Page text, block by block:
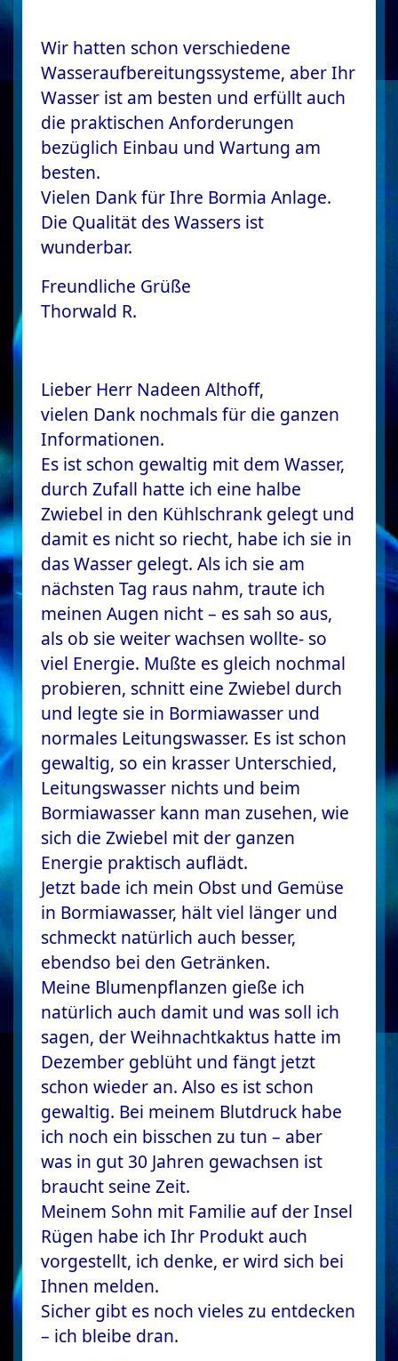
Wir hatten schon verschiedene
Wasseraufbereitungssysteme, aber Ihr
Wasser ist am besten und erfüllt auch
die praktischen Anforderungen
bezüglich Einbau und Wartung am
besten.
Vielen Dank für Ihre Bormia Anlage.
Die Qualität des Wassers ist
wunderbar.
Freundliche Grüße
Thorwald R.
Lieber Herr Nadeen Althoff,
vielen Dank nochmals für die ganzen
Informationen.
Es ist schon gewaltig mit dem Wasser,
durch Zufall hatte ich eine halbe
Zwiebel in den Kühlschrank gelegt und
damit es nicht so riecht, habe ich sie in
das Wasser gelegt. Als ich sie am
nächsten Tag raus nahm, traute ich
meinen Augen nicht – es sah so aus,
als ob sie weiter wachsen wollte- so
viel Energie. Mußte es gleich nochmal
probieren, schnitt eine Zwiebel durch
und legte sie in Bormiawasser und
normales Leitungswasser. Es ist schon
gewaltig, so ein krasser Unterschied,
Leitungswasser nichts und beim
Bormiawasser kann man zusehen, wie
sich die Zwiebel mit der ganzen
Energie praktisch auflädt.
Jetzt bade ich mein Obst und Gemüse
in Bormiawasser, hält viel länger und
schmeckt natürlich auch besser,
ebendso bei den Getränken.
Meine Blumenpflanzen gieße ich
natürlich auch damit und was soll ich
sagen, der Weihnachtkaktus hatte im
Dezember geblüht und fängt jetzt
schon wieder an. Also es ist schon
gewaltig. Bei meinem Blutdruck habe
ich noch ein bisschen zu tun – aber
was in gut 30 Jahren gewachsen ist
braucht seine Zeit.
Meinem Sohn mit Familie auf der Insel
Rügen habe ich Ihr Produkt auch
vorgestellt, ich denke, er wird sich bei
Ihnen melden.
Sicher gibt es noch vieles zu entdecken
– ich bleibe dran.